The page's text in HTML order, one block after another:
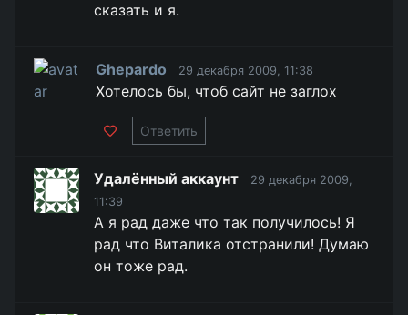
сказать и я.
Ghepardo 29 декабря 2009, 11:38
Хотелось бы, чтоб сайт не заглох
Ответить
Удалённый аккаунт
29 декабря 2009,
11:39
А я рад даже что так получилось! Я
рад что Виталика отстранили! Думаю
он тоже рад.